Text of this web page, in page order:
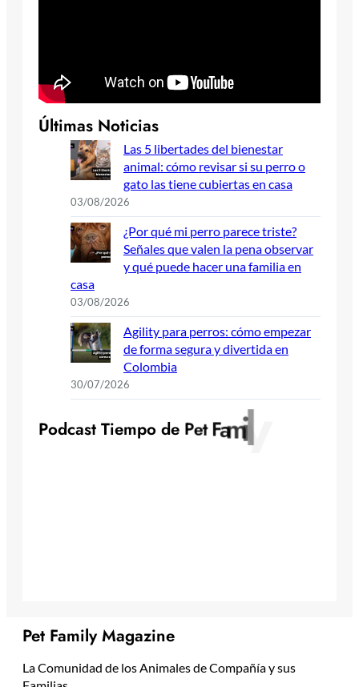
Últimas Noticias
Las 5 libertades del bienestar
animal: cómo revisar si su perro o
gato las tiene cubiertas en casa
03/08/2026
¿Por qué mi perro parece triste?
Señales que valen la pena observar
y qué puede hacer una familia en
casa
03/08/2026
Agility para perros: cómo empezar
de forma segura y divertida en
Colombia
30/07/2026
Podcast Tiempo de Pet Famil
Pet Family Magazine
La Comunidad de los Animales de Compañía y sus